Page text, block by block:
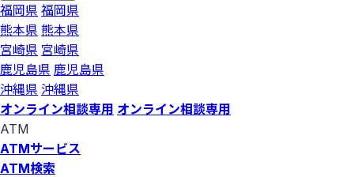
福岡県 福岡県
熊本県 熊本県
宮崎県 宮崎県
鹿児島県 鹿児島県
沖縄県 沖縄県
オンライン相談専用 オンライン相談専用
ATM
ATMサービス
ATM検索